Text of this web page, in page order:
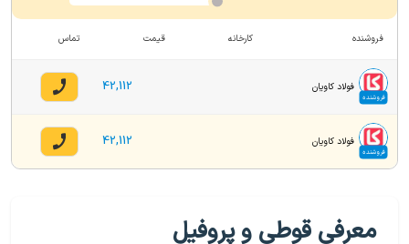
فروشنده کارخانه قیمت تماس
فروشنده
فولاد کاویان 42,112
فروشنده
فولاد کاویان 42,112
معرفی قوطی و پروفیل